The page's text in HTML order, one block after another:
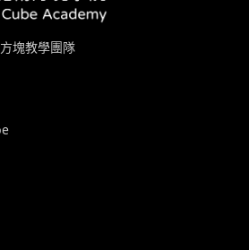
塊教學團隊